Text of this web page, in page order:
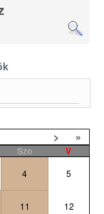
> »
Szo
V
4 5
11 12